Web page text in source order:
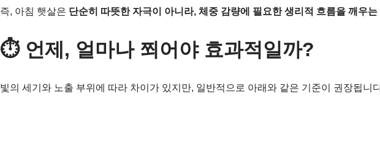
즉, 아침 햇살은 단순히 따뜻한 자극이 아니라, 체중 감량에 필요한 생리적 흐름을 깨우는
⏱ 언제, 얼마나 쬐어야 효과적일까?
빛의 세기와 노출 부위에 따라 차이가 있지만, 일반적으로 아래와 같은 기준이 권장됩니